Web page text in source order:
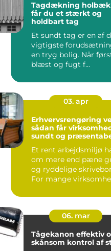
Tagdækning holbæk sådan
får du et stærkt og
holdbart tag
Et sundt tag er en af
vigtigste
en tryg bolig. Når
blæst og fugt f...
03. apr
Erhvervsrengøring
sådan får
sundt og
Et rent arbejdsmiljø
om mere end pæne
og ryddelige
For mange
06. mar
Tågekanon effektiv og
skånsom kontrol af